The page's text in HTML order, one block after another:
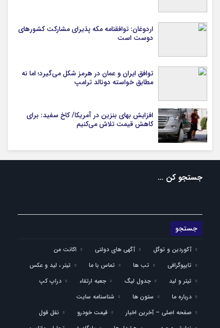
اردوغان: توافقنامه مکه پذیرای مشارکت کشورهای
دوست است
توافق ایران و عمان در هرمز شکل می‌گیرد؛ اما نه
مطابق خواسته دونالد ترامپ
افزایش بهای بنزین در آمریکا/ کاخ سفید: برای
کاهش قیمت تلاش می‌کنیم
جستجو کن …
آکوردین و توگل آگهی های دولتی
اکانت من
تایپوگرافی
تب ها تماس با ما
تیتر ، لید و عکس
تیتر و لید
جدول لیگ جعبه ارتقاء
دراپ کپ
درباره ما
ستون ها
شناسنامه سایت
صفحه اصلی – آخرین اخبار
قیمت خودرو
نقل قول